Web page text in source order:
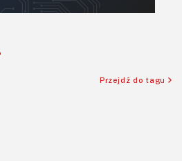
Przejdź do tagu